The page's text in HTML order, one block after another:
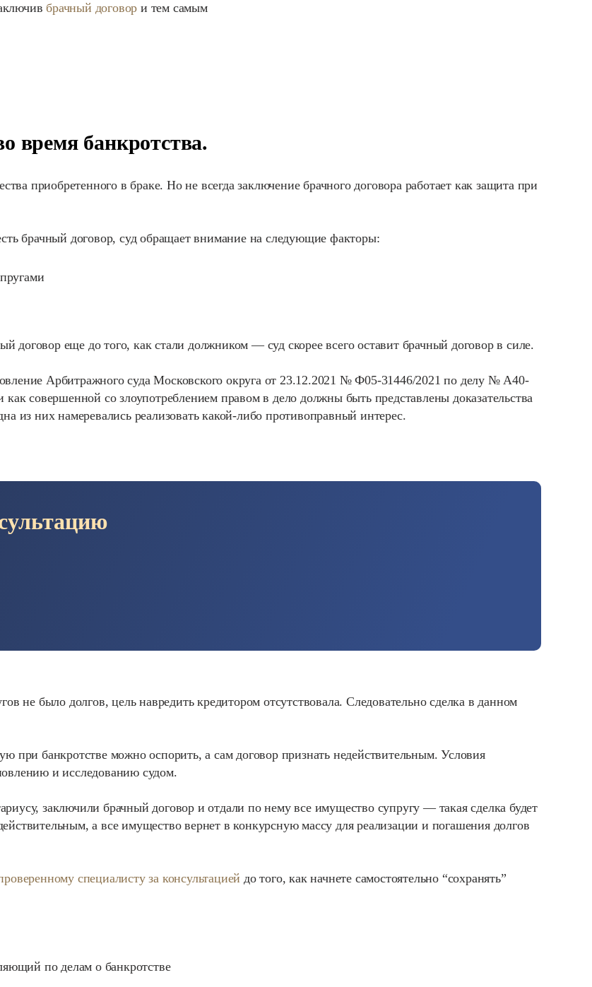
брачный договор и тем самым
время банкротства.
приобретенного в браке. Но не всегда заключение брачного договора работает как защита при
брачный договор, суд обращает внимание на следующие факторы:
еще до того, как стали должником — суд скорее всего оставит брачный договор в силе.
Арбитражного суда Московского округа от 23.12.2021 № Ф05-31446/2021 по делу № А40-
совершенной со злоупотреблением правом в дело должны быть представлены доказательства
из них намеревались реализовать какой-либо противоправный интерес.
не было долгов, цель навредить кредитором отсутствовала. Следовательно сделка в данном
при банкротстве можно оспорить, а сам договор признать недействительным. Условия
и исследованию судом.
заключили брачный договор и отдали по нему все имущество супругу — такая сделка будет
а все имущество вернет в конкурсную массу для реализации и погашения долгов
специалисту за консультацией до того, как начнете самостоятельно “сохранять”
по делам о банкротстве